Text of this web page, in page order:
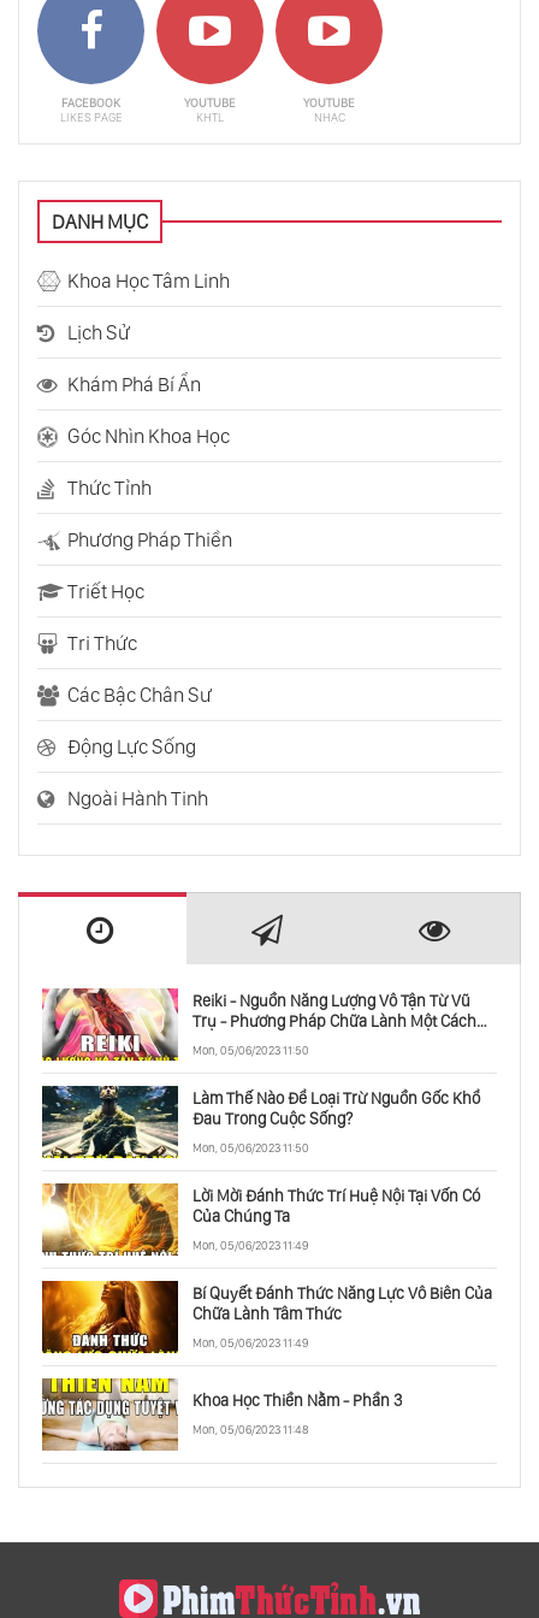
Speakeasies - Xu Hướng Mới “Dễ (Kết Nối)”
Nhưng Ngại “Xô Bồ”
4 Thuyết Tâm Lý Về Tình Yêu
Hiệu Ứng Matthew Và Công Bằng Trong Lớp
Vì Sao Chúng Ta Tự Ti
Tâm Lý Của Những Kẻ G.i.ế.t Người Thân!
Có Nên Theo Đuổi Hạnh Phúc?
Tâm Lý Học Đường
Gaslighting - Bạn Đã Bị Thao Túng Tinh
Thần Như Thế Nào?
Như Thế Nào Là Một Tình Yêu Bình Đẳng?
Niềm Vui Chóng Tàn Và Niềm Vui Vững Bền
Nghiện Mua Sắm? Bạn Đang Chạy Trốn Khỏi
Điều Gì?
Bạn Có Đang Chơi Trò Đuổi Bắt Với Thời
Gian?
Đừng Tự Dán Nhãn Hướng Nội Hay Hướng
Cái Tôi Và Sự Cô Đơn - Phần 2
FACEBOOK
LIKES PAGE
YOUTUBE
KHTL
YOUTUBE
NHẠC
DANH MỤC
Khoa Học Tâm Linh
Lịch Sử
Khám Phá Bí Ẩn
Góc Nhìn Khoa Học
Thức Tỉnh
Phương Pháp Thiền
Triết Học
Tri Thức
Các Bậc Chân Sư
Động Lực Sống
Ngoài Hành Tinh
Reiki - Nguồn Năng Lượng Vô Tận Từ Vũ
Trụ - Phương Pháp Chữa Lành Một Cách
Mon, 05/06/2023 11:50
Làm Thế Nào Để Loại Trừ Nguồn Gốc Khổ
Đau Trong Cuộc Sống?
Mon, 05/06/2023 11:50
Lời Mời Đánh Thức Trí Huệ Nội Tại Vốn Có
Của Chúng Ta
Mon, 05/06/2023 11:49
Bí Quyết Đánh Thức Năng Lực Vô Biên Của
Chữa Lành Tâm Thức
Mon, 05/06/2023 11:49
Khoa Học Thiền Nằm - Phần 3
Mon, 05/06/2023 11:48